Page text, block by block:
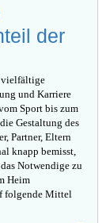
der
vielfältige
und Karriere
Sport bis zum
Gestaltung des
Partner, Eltern
knapp bemisst,
Notwendige zu
Heim
folgende Mittel